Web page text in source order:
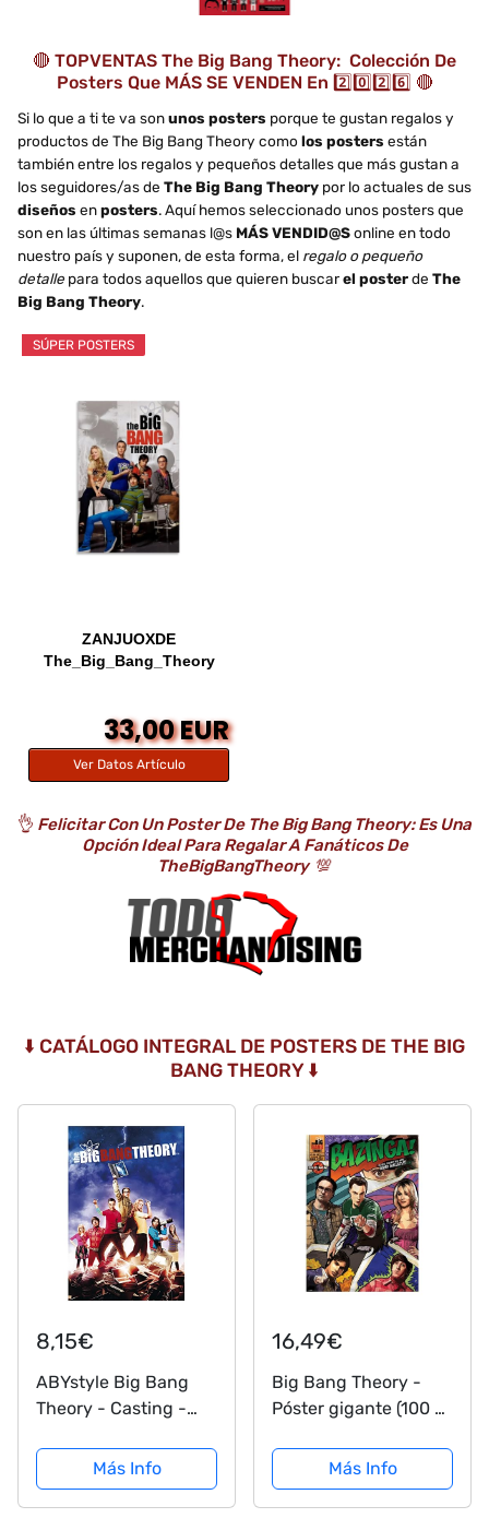
🔴 TOPVENTAS The Big Bang Theory: Colección De
Posters Que MÁS SE VENDEN En 2️⃣0️⃣2️⃣6️⃣ 🔴
Si lo que a ti te va sonunos posters porque te gustan regalos y
productos de The Big Bang Theory comolos posters están
también entre los regalos y pequeños detalles que más gustan a
los seguidores/as de The Big Bang Theory por lo actuales de sus
diseños enposters. Aquí hemos seleccionado unos posters que
son en las últimas semanas l@s MÁS VENDID@Sonline en todo
nuestro país y suponen, de esta forma, el regalo o pequeño
detalle para todos aquellos que quieren buscarel posterde The
Big Bang Theory.
SÚPER POSTERS
ZANJUOXDE
The_Big_Bang_Theory
33,00 EUR
Ver Datos Artículo
👌 Felicitar Con Un Poster De The Big Bang Theory: Es Una
Opción Ideal Para Regalar A Fanáticos De
TheBigBangTheory 💯
⬇️ CATÁLOGO INTEGRAL DE POSTERS DE THE BIG
BANG THEORY ⬇️
8,15€
ABYstyle Big Bang
Theory - Casting -
Más Info
16,49€
Big Bang Theory -
Póster gigante (100 x
Más Info